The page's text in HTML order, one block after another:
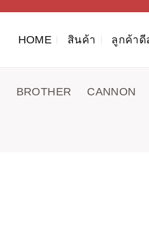
HOME สินค้า ลูกค้าดี
BROTHER CANNON